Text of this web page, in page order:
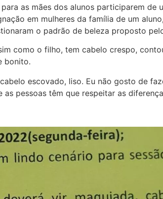
para as mães dos alunos participarem de
em mulheres da família de um
o padrão de beleza proposto
como o filho, tem cabelo crespo,
bonito.
escovado, liso. Eu não gosto de
pessoas têm que respeitar as